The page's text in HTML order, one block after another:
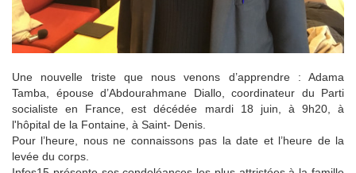
Une nouvelle triste que nous venons d’apprendre : Adama
Tamba, épouse d’Abdourahmane Diallo, coordinateur du Parti
socialiste en France, est décédée mardi 18 juin, à 9h20, à
l'hôpital de la Fontaine, à Saint- Denis.
Pour l’heure, nous ne connaissons pas la date et l’heure de la
levée du corps.